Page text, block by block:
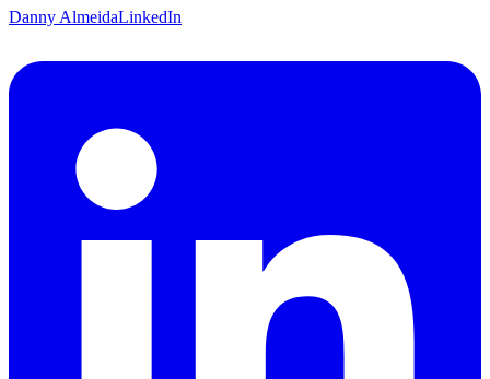
Danny AlmeidaLinkedIn